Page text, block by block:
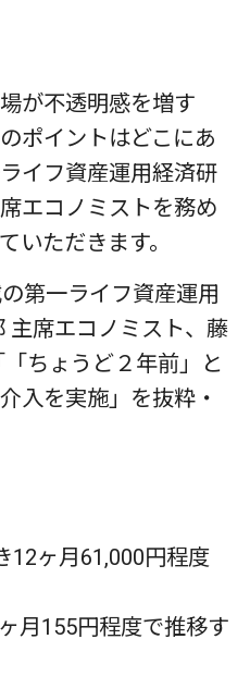
が不透明感を増す
ポイントはどこにあ
イフ資産運用経済研
エコノミストを務め
いただきます。
第一ライフ資産運用
主席エコノミスト、藤
ちょうど２年前」と
入を実施」を抜粋・
12ヶ月61,000円程度
月155円程度で推移す